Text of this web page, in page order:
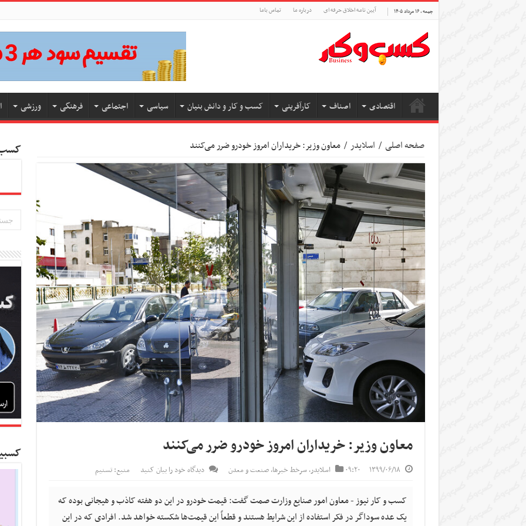
جمعه , ۱۶ مرداد ۱۴۰۵ آیین نامه اخلاق حرفه ای درباره ما تماس باما
اقتصادی اصناف کارآفرینی کسب و کار و دانش بنیان سیاسی اجتماعی فرهنگی ورزشی
صفحه اصلی / اسلایدر / معاون وزیر: خریداران امروز خودرو ضرر می‌کنند
معاون وزیر: خریداران امروز خودرو ضرر می‌کنند
۱۳۹۹/۰۶/۱۸ ۰۹:۲۰ اسلایدر,سرخط خبرها,صنعت و معدن دیدگاه خود را بیان کنید منبع: تسنیم
کسب و کار نیوز - معاون امور صنایع وزارت صمت گفت: قیمت خودرو در این دو هفته کاذب و هیجانی بوده که
یک عده سوداگر در فکر استفاده از این شرایط هستند و قطعاً این قیمت‌ها شکسته خواهد شد. افرادی که در این
کسب